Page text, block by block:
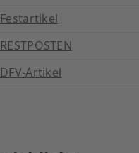
Festartikel
RESTPOSTEN
DFV-Artikel